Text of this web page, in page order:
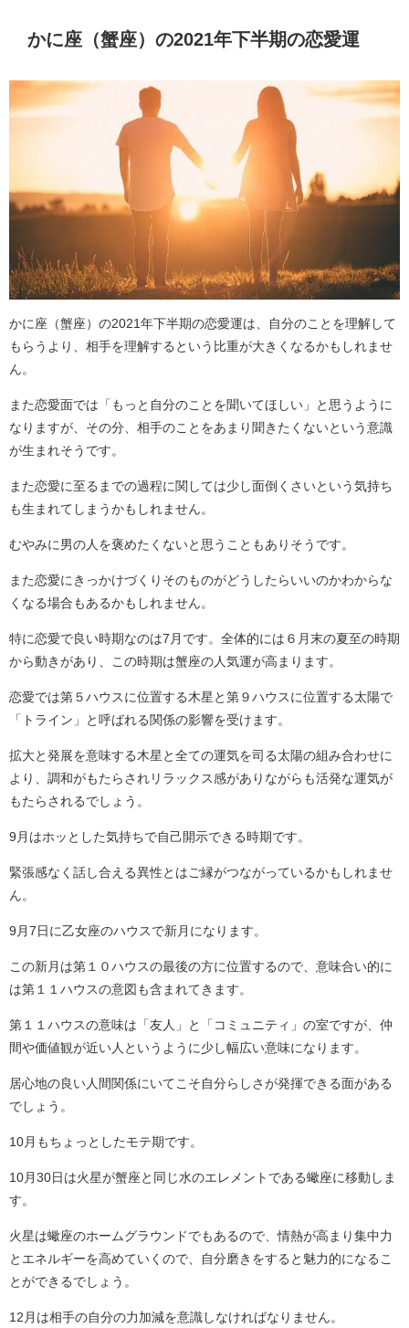
かに座（蟹座）の2021年下半期の恋愛運
かに座（蟹座）の2021年下半期の恋愛運は、自分のことを理解して
もらうより、相手を理解するという比重が大きくなるかもしれませ
ん。
また恋愛面では「もっと自分のことを聞いてほしい」と思うように
なりますが、その分、相手のことをあまり聞きたくないという意識
が生まれそうです。
また恋愛に至るまでの過程に関しては少し面倒くさいという気持ち
も生まれてしまうかもしれません。
むやみに男の人を褒めたくないと思うこともありそうです。
また恋愛にきっかけづくりそのものがどうしたらいいのかわからな
くなる場合もあるかもしれません。
特に恋愛で良い時期なのは7月です。全体的には６月末の夏至の時期
から動きがあり、この時期は蟹座の人気運が高まります。
恋愛では第５ハウスに位置する木星と第９ハウスに位置する太陽で
「トライン」と呼ばれる関係の影響を受けます。
拡大と発展を意味する木星と全ての運気を司る太陽の組み合わせに
より、調和がもたらされリラックス感がありながらも活発な運気が
もたらされるでしょう。
9月はホッとした気持ちで自己開示できる時期です。
緊張感なく話し合える異性とはご縁がつながっているかもしれませ
ん。
9月7日に乙女座のハウスで新月になります。
この新月は第１０ハウスの最後の方に位置するので、意味合い的に
は第１１ハウスの意図も含まれてきます。
第１１ハウスの意味は「友人」と「コミュニティ」の室ですが、仲
間や価値観が近い人というように少し幅広い意味になります。
居心地の良い人間関係にいてこそ自分らしさが発揮できる面がある
でしょう。
10月もちょっとしたモテ期です。
10月30日は火星が蟹座と同じ水のエレメントである蠍座に移動しま
す。
火星は蠍座のホームグラウンドでもあるので、情熱が高まり集中力
とエネルギーを高めていくので、自分磨きをすると魅力的になるこ
とができるでしょう。
12月は相手の自分の力加減を意識しなければなりません。